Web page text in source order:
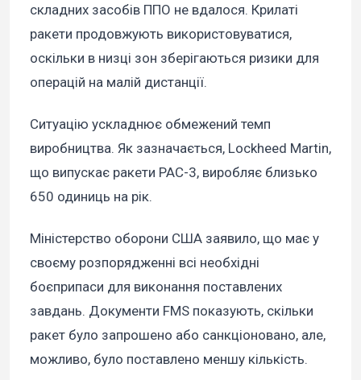
складних засобів ППО не вдалося. Крилаті
ракети продовжують використовуватися,
оскільки в низці зон зберігаються ризики для
операцій на малій дистанції.
Ситуацію ускладнює обмежений темп
виробництва. Як зазначається, Lockheed Martin,
що випускає ракети PAC-3, виробляє близько
650 одиниць на рік.
Міністерство оборони США заявило, що має у
своєму розпорядженні всі необхідні
боєприпаси для виконання поставлених
завдань. Документи FMS показують, скільки
ракет було запрошено або санкціоновано, але,
можливо, було поставлено меншу кількість.